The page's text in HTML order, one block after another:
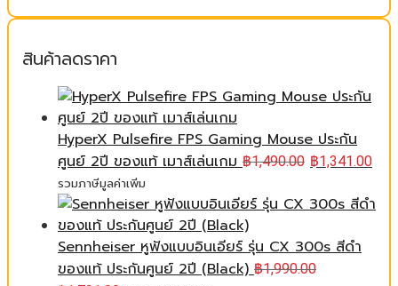
สินค้าลดราคา
HyperX Pulsefire FPS Gaming Mouse ประกัน
ศูนย์ 2ปี ของแท้ เมาส์เล่นเกม ฿1,490.00 ฿1,341.00
รวมภาษีมูลค่าเพิ่ม
Sennheiser หูฟังแบบอินเอียร์ รุ่น CX 300s สีดำ
ของแท้ ประกันศูนย์ 2ปี (Black) ฿1,990.00